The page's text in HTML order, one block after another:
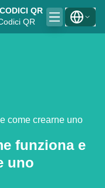
QR
QR
come crearne uno
funziona e
uno